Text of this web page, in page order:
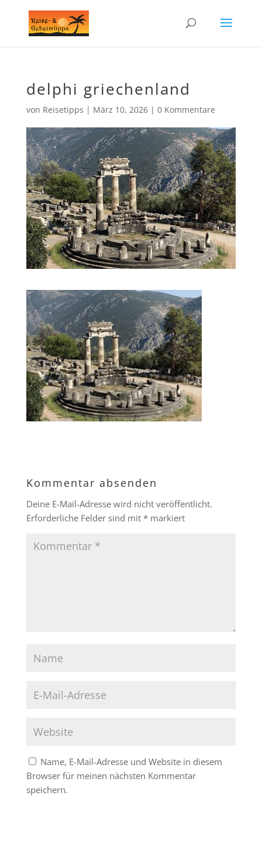
delphi griechenland
von Reisetipps | März 10, 2026| 0 Kommentare
Kommentar absenden
Deine E-Mail-Adresse wird nicht veröffentlicht.
Erforderliche Felder sind mit *markiert
Name, E-Mail-Adresse und Website in diesem
Browser für meinen nächsten Kommentar
speichern.